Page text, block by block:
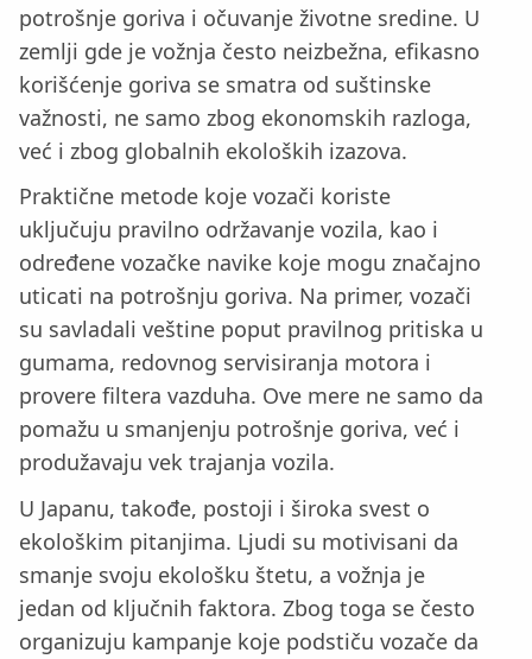
potrošnje goriva i očuvanje životne sredine. U
zemlji gde je vožnja često neizbežna, efikasno
korišćenje goriva se smatra od suštinske
važnosti, ne samo zbog ekonomskih razloga,
već i zbog globalnih ekoloških izazova.
Praktične metode koje vozači koriste
uključuju pravilno održavanje vozila, kao i
određene vozačke navike koje mogu značajno
uticati na potrošnju goriva. Na primer, vozači
su savladali veštine poput pravilnog pritiska u
gumama, redovnog servisiranja motora i
provere filtera vazduha. Ove mere ne samo da
pomažu u smanjenju potrošnje goriva, već i
produžavaju vek trajanja vozila.
U Japanu, takođe, postoji i široka svest o
ekološkim pitanjima. Ljudi su motivisani da
smanje svoju ekološku štetu, a vožnja je
jedan od ključnih faktora. Zbog toga se često
organizuju kampanje koje podstiču vozače da